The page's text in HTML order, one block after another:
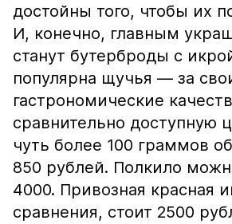
достойны того, чтобы их
И, конечно, главным
станут бутерброды с
популярна щучья — за
гастрономические
сравнительно доступную
чуть более 100 граммов
850 рублей. Полкило
4000. Привозная красная
сравнения, стоит 2500